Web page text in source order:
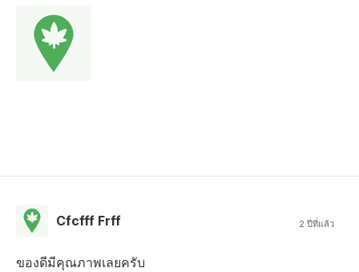
Cfcfff Frff 2 ปีที่แล้ว
ของดีมีคุณภาพเลยครับ